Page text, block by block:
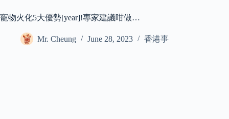
寵物火化5大優勢[year]!專家建議咁做…
Mr. Cheung June 28, 2023 香港事